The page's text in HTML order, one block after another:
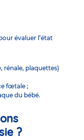
évaluer l’état
rénale, plaquettes)
fœtale ;
du bébé.
?